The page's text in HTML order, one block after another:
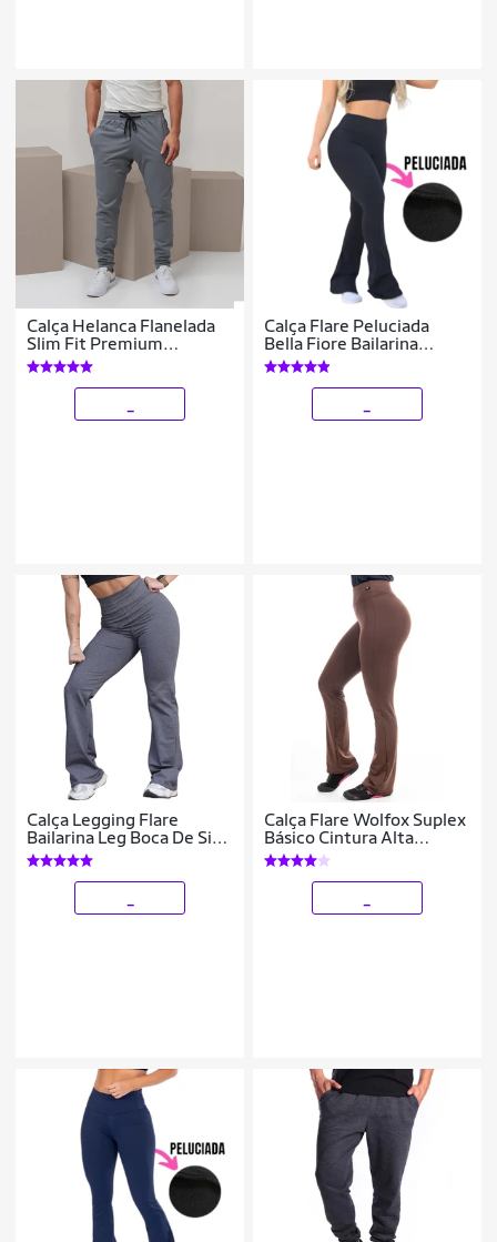
Calça Helanca Flanelada
Slim Fit Premium
Resistente Esporte
Calça Flare Peluciada
Bella Fiore Bailarina
Legging Cintura Alta
Feminino
Calça Legging Flare
Bailarina Leg Boca De Sino
Cintura Alta
Calça Flare Wolfox Suplex
Básico Cintura Alta
Feminina